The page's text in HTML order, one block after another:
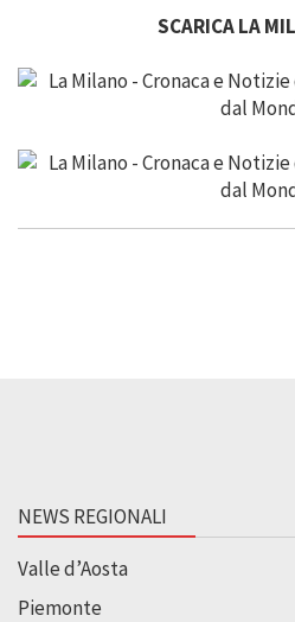
SCARICA LA
NEWS REGIONALI
Valle d’Aosta
Piemonte